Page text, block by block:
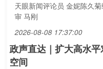
天眼新闻评论员 金妮陈久
审 马刚
2026-08-08 17:37:00
政声直达｜扩大高水
空间